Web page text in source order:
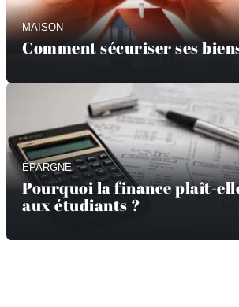
MAISON
Comment sécuriser ses
ÉPARGNE
Pourquoi la finance plaît-
aux étudiants ?